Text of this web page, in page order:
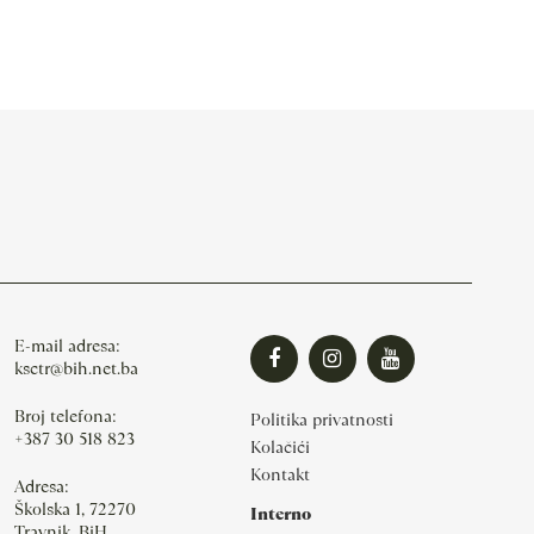
E-mail adresa:
ksctr@bih.net.ba
Broj telefona:
+387 30 518 823
Adresa:
Školska 1, 72270
Politika privatnosti
Kolačići
Kontakt
Interno